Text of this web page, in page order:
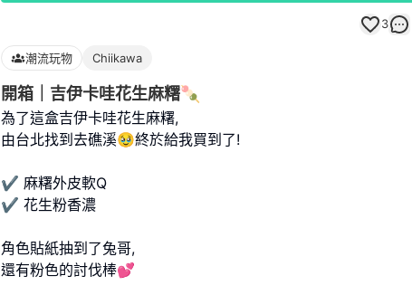
3
潮流玩物 Chiikawa
開箱｜吉伊卡哇花生麻糬🍡
為了這盒吉伊卡哇花生麻糬,
由台北找到去礁溪🥹終於給我買到了!
✔️ 麻糬外皮軟Q
✔️ 花生粉香濃
角色貼紙抽到了兔哥,
還有粉色的討伐棒💕